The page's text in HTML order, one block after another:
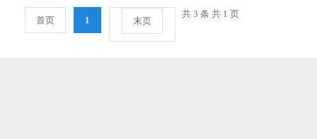
首页 1 末页
共 3 条 共 1 页